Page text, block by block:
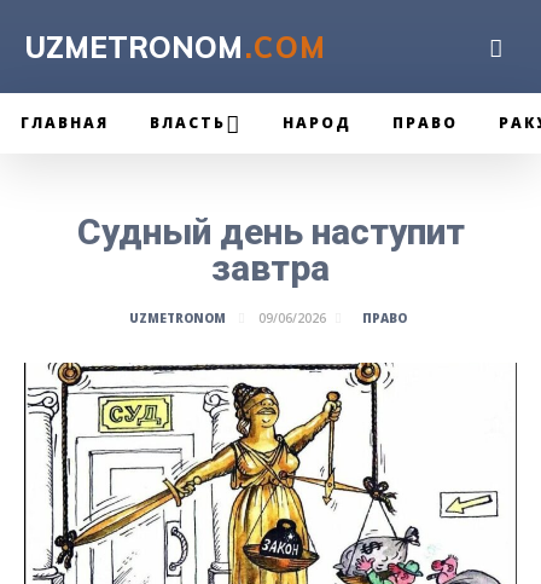
UZMETRONOM.COM
ГЛАВНАЯ ВЛАСТЬ НАРОД ПРАВО
Судный день наступит
завтра
UZMETRONOM 09/06/2026 ПРАВО